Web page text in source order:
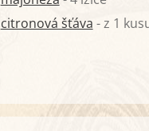
citronová šťáva - z 1